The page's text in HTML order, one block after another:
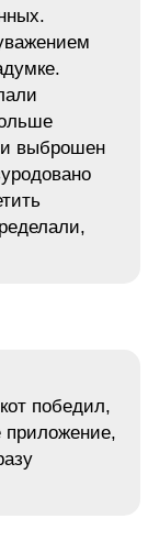
и выброшен
победил,
приложение,